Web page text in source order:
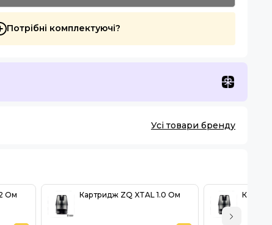
Потрібні комплектуючі?
Усі товари бренду
Ом Картридж ZQ XTAL 1.0 Ом